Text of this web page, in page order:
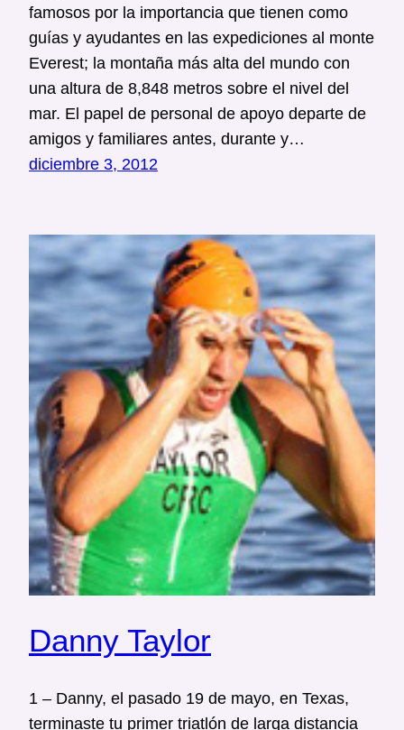
famosos por la importancia que tienen como
guías y ayudantes en las expediciones al monte
Everest; la montaña más alta del mundo con
una altura de 8,848 metros sobre el nivel del
mar. El papel de personal de apoyo departe de
amigos y familiares antes, durante y…
diciembre 3, 2012
Danny Taylor
1 – Danny, el pasado 19 de mayo, en Texas,
terminaste tu primer triatlón de larga distancia